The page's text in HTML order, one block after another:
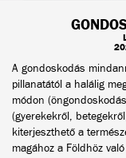
A gondoskodás
pillanatától a halálig
módon
(gyerekekről,
kiterjeszthető a
magához a Földhöz